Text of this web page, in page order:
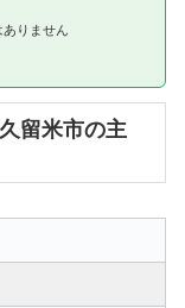
りません
留米市の主